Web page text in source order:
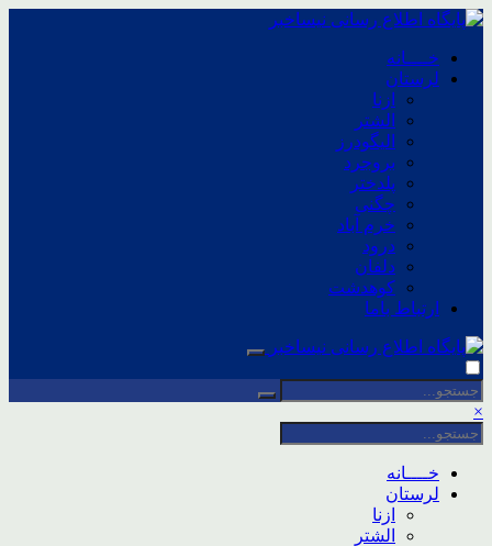
خــــانه
لرستان
ازنا
الشتر
الیگودرز
بروجرد
پلدختر
چگنی
خرم آباد
درود
دلفان
کوهدشت
ارتباط باما
×
خــــانه
لرستان
ازنا
الشتر